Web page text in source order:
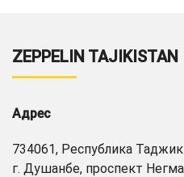
ZEPPELIN TAJIKISTAN
Адрес
734061, Республика
г. Душанбе, проспект